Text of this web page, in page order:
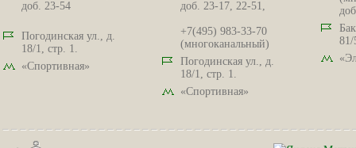
доб. 23-54
Погодинская ул., д.
18/1, стр. 1.
«Спортивная»
доб. 23-17, 22-51,
+7(495) 983-33-70
(многоканальный)
Погодинская ул., д.
18/1, стр. 1.
«Спортивная»
81/